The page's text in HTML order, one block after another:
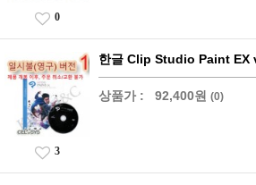
0
한글 Clip Studio Paint EX
상품가 : 92,400원 (0)
3